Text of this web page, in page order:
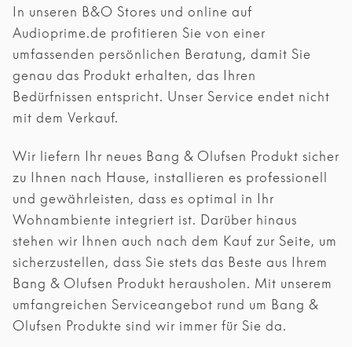
In unseren B&O Stores und online auf
Audioprime.de profitieren Sie von einer
umfassenden persönlichen Beratung, damit Sie
genau das Produkt erhalten, das Ihren
Bedürfnissen entspricht. Unser Service endet nicht
mit dem Verkauf.
Wir liefern Ihr neues Bang & Olufsen Produkt sicher
zu Ihnen nach Hause, installieren es professionell
und gewährleisten, dass es optimal in Ihr
Wohnambiente integriert ist. Darüber hinaus
stehen wir Ihnen auch nach dem Kauf zur Seite, um
sicherzustellen, dass Sie stets das Beste aus Ihrem
Bang & Olufsen Produkt herausholen. Mit unserem
umfangreichen Serviceangebot rund um Bang &
Olufsen Produkte sind wir immer für Sie da.